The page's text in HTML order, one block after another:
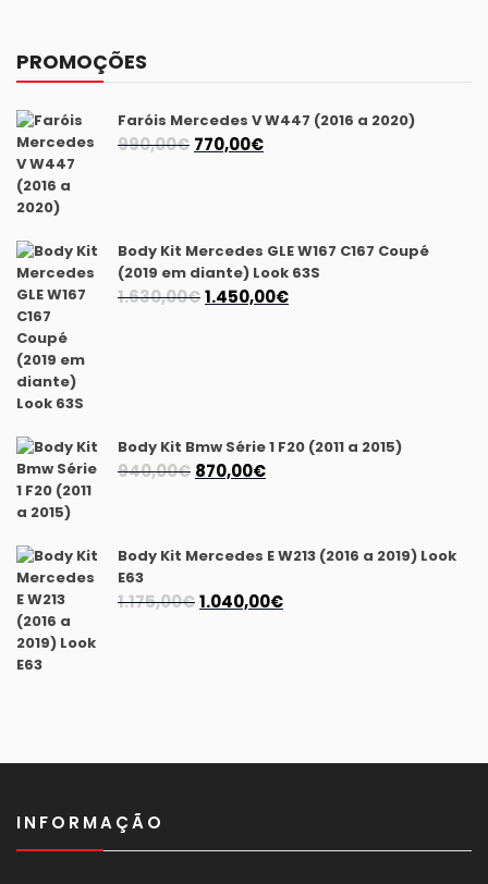
PROMOÇÕES
Faróis Mercedes V W447 (2016 a 2020)
990,00€ O
990,00€.
770,00€O
770,00€.
Body Kit Mercedes GLE W167 C167 Coupé
(2019 em diante) Look 63S
1.630,00€O
1.450,00€O
Body Kit Bmw Série 1 F20 (2011 a 2015)
940,00€ O
era:
870,00€O
é:
Body Kit Mercedes E W213 (2016 a 2019) Look
E63
1.175,00€O
1.040,00€O
INFORMAÇÃO